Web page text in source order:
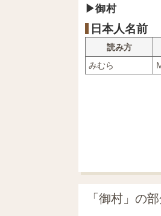
御村
日本人名前
読み方
みむら
「御村」の